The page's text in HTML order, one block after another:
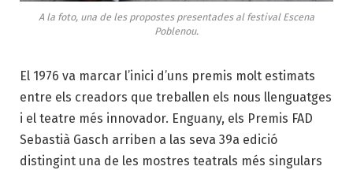
A la foto, una de les propostes presentades al festival Escena
Poblenou.
El 1976 va marcar l’inici d’uns premis molt estimats
entre els creadors que treballen els nous llenguatges
i el teatre més innovador. Enguany, els Premis FAD
Sebastià Gasch arriben a las seva 39a edició
distingint una de les mostres teatrals més singulars